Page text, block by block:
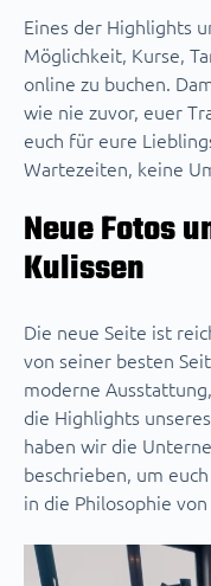
Eines der Highlights
Möglichkeit, Kurse,
online zu buchen.
wie nie zuvor, euer
euch für eure
Wartezeiten, keine
Neue Fotos
Kulissen
Die neue Seite ist
von seiner besten
moderne
die Highlights
haben wir die
beschrieben, um
in die Philosophie von